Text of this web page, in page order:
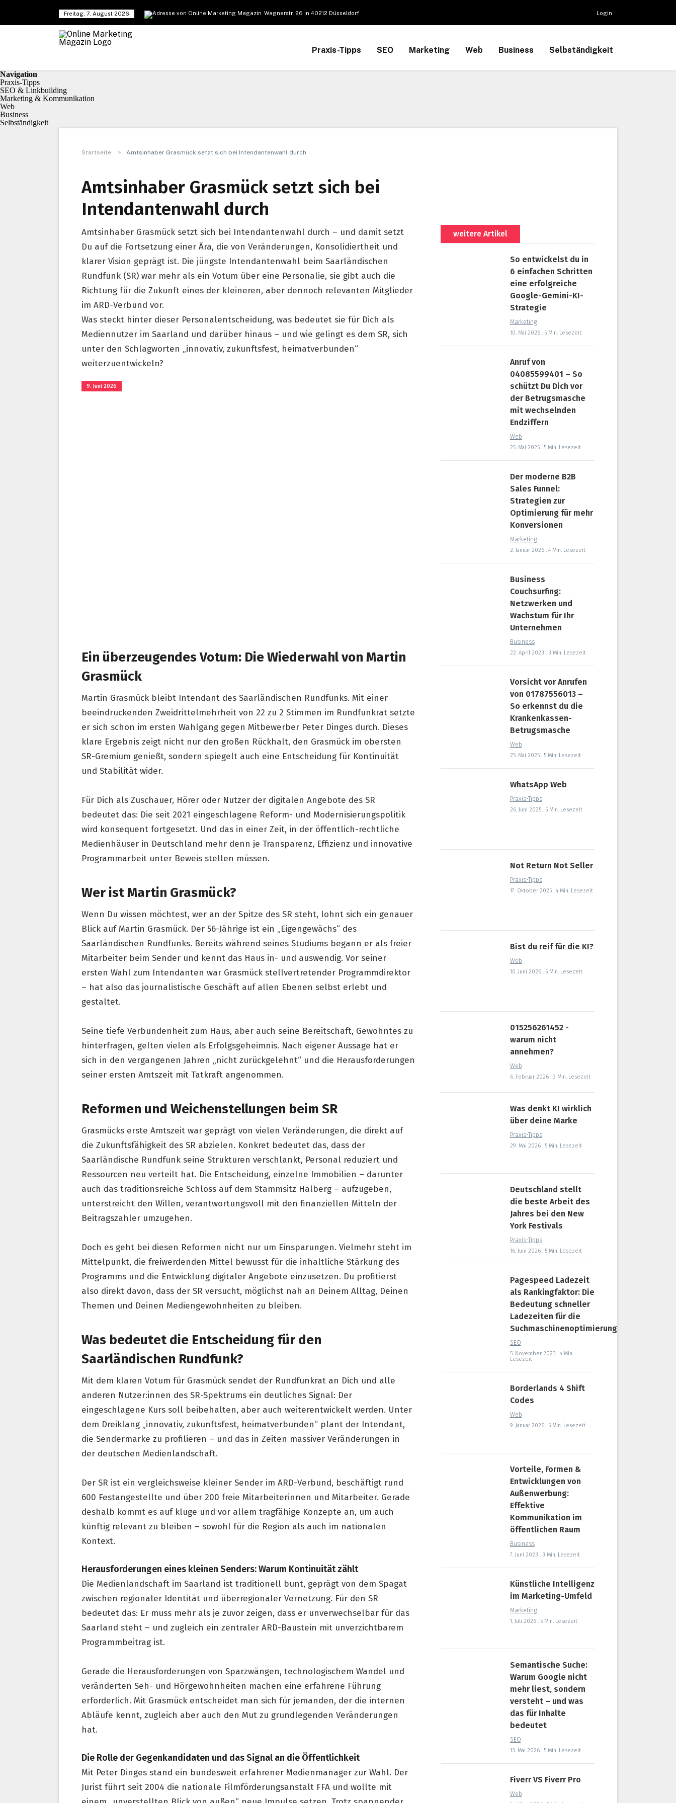
Login
Freitag, 7. August 2026 Wagnerstr. 26 in 40212 Düsseldorf
Praxis-Tipps SEO Marketing Web Business Selbständigkeit
Navigation
Praxis-Tipps
SEO & Linkbuilding
Marketing & Kommunikation
Web
Business
Selbständigkeit
Startseite > Amtsinhaber Grasmück setzt sich bei Intendantenwahl durch
Amtsinhaber Grasmück setzt sich bei
Intendantenwahl durch
Amtsinhaber Grasmück setzt sich bei Intendantenwahl durch – und damit setzt
Du auf die Fortsetzung einer Ära, die von Veränderungen, Konsolidiertheit und
klarer Vision geprägt ist. Die jüngste Intendantenwahl beim Saarländischen
Rundfunk (SR) war mehr als ein Votum über eine Personalie, sie gibt auch die
Richtung für die Zukunft eines der kleineren, aber dennoch relevanten Mitglieder
im ARD-Verbund vor.
Was steckt hinter dieser Personalentscheidung, was bedeutet sie für Dich als
Mediennutzer im Saarland und darüber hinaus – und wie gelingt es dem SR, sich
unter den Schlagworten „innovativ, zukunftsfest, heimatverbunden“
weiterzuentwickeln?
9. Juni 2026
Ein überzeugendes Votum: Die Wiederwahl von Martin
Grasmück
Martin Grasmück bleibt Intendant des Saarländischen Rundfunks. Mit einer
beeindruckenden Zweidrittelmehrheit von 22 zu 2 Stimmen im Rundfunkrat setzte
er sich schon im ersten Wahlgang gegen Mitbewerber Peter Dinges durch. Dieses
klare Ergebnis zeigt nicht nur den großen Rückhalt, den Grasmück im obersten
SR-Gremium genießt, sondern spiegelt auch eine Entscheidung für Kontinuität
und Stabilität wider.
Für Dich als Zuschauer, Hörer oder Nutzer der digitalen Angebote des SR
bedeutet das: Die seit 2021 eingeschlagene Reform- und Modernisierungspolitik
wird konsequent fortgesetzt. Und das in einer Zeit, in der öffentlich-rechtliche
Medienhäuser in Deutschland mehr denn je Transparenz, Effizienz und innovative
Programmarbeit unter Beweis stellen müssen.
Wer ist Martin Grasmück?
Wenn Du wissen möchtest, wer an der Spitze des SR steht, lohnt sich ein genauer
Blick auf Martin Grasmück. Der 56-Jährige ist ein „Eigengewächs“ des
Saarländischen Rundfunks. Bereits während seines Studiums begann er als freier
Mitarbeiter beim Sender und kennt das Haus in- und auswendig. Vor seiner
ersten Wahl zum Intendanten war Grasmück stellvertretender Programmdirektor
– hat also das journalistische Geschäft auf allen Ebenen selbst erlebt und
gestaltet.
Seine tiefe Verbundenheit zum Haus, aber auch seine Bereitschaft, Gewohntes zu
hinterfragen, gelten vielen als Erfolgsgeheimnis. Nach eigener Aussage hat er
sich in den vergangenen Jahren „nicht zurückgelehnt“ und die Herausforderungen
seiner ersten Amtszeit mit Tatkraft angenommen.
Reformen und Weichenstellungen beim SR
Grasmücks erste Amtszeit war geprägt von vielen Veränderungen, die direkt auf
die Zukunftsfähigkeit des SR abzielen. Konkret bedeutet das, dass der
Saarländische Rundfunk seine Strukturen verschlankt, Personal reduziert und
Ressourcen neu verteilt hat. Die Entscheidung, einzelne Immobilien – darunter
auch das traditionsreiche Schloss auf dem Stammsitz Halberg – aufzugeben,
unterstreicht den Willen, verantwortungsvoll mit den finanziellen Mitteln der
Beitragszahler umzugehen.
Doch es geht bei diesen Reformen nicht nur um Einsparungen. Vielmehr steht im
Mittelpunkt, die freiwerdenden Mittel bewusst für die inhaltliche Stärkung des
Programms und die Entwicklung digitaler Angebote einzusetzen. Du profitierst
also direkt davon, dass der SR versucht, möglichst nah an Deinem Alltag, Deinen
Themen und Deinen Mediengewohnheiten zu bleiben.
Was bedeutet die Entscheidung für den
Saarländischen Rundfunk?
Mit dem klaren Votum für Grasmück sendet der Rundfunkrat an Dich und alle
anderen Nutzer:innen des SR-Spektrums ein deutliches Signal: Der
eingeschlagene Kurs soll beibehalten, aber auch weiterentwickelt werden. Unter
dem Dreiklang „innovativ, zukunftsfest, heimatverbunden“ plant der Intendant,
die Sendermarke zu profilieren – und das in Zeiten massiver Veränderungen in
der deutschen Medienlandschaft.
Der SR ist ein vergleichsweise kleiner Sender im ARD-Verbund, beschäftigt rund
600 Festangestellte und über 200 freie Mitarbeiterinnen und Mitarbeiter. Gerade
deshalb kommt es auf kluge und vor allem tragfähige Konzepte an, um auch
künftig relevant zu bleiben – sowohl für die Region als auch im nationalen
Kontext.
Herausforderungen eines kleinen Senders: Warum Kontinuität zählt
Die Medienlandschaft im Saarland ist traditionell bunt, geprägt von dem Spagat
zwischen regionaler Identität und überregionaler Vernetzung. Für den SR
bedeutet das: Er muss mehr als je zuvor zeigen, dass er unverwechselbar für das
Saarland steht – und zugleich ein zentraler ARD-Baustein mit unverzichtbarem
Programmbeitrag ist.
Gerade die Herausforderungen von Sparzwängen, technologischem Wandel und
veränderten Seh- und Hörgewohnheiten machen eine erfahrene Führung
erforderlich. Mit Grasmück entscheidet man sich für jemanden, der die internen
Abläufe kennt, zugleich aber auch den Mut zu grundlegenden Veränderungen
hat.
Die Rolle der Gegenkandidaten und das Signal an die Öffentlichkeit
Mit Peter Dinges stand ein bundesweit erfahrener Medienmanager zur Wahl. Der
Jurist führt seit 2004 die nationale Filmförderungsanstalt FFA und wollte mit
weitere Artikel
So entwickelst du in
6 einfachen Schritten
eine erfolgreiche
Google-Gemini-KI-
Strategie
Marketing
10. Mai 2026 . 5 Min. Lesezeit
Anruf von
04085599401 – So
schützt Du Dich vor
der Betrugsmasche
mit wechselnden
Endziffern
Web
25. Mai 2025 . 5 Min. Lesezeit
Der moderne B2B
Sales Funnel:
Strategien zur
Optimierung für mehr
Konversionen
Marketing
2. Januar 2026 . 4 Min. Lesezeit
Business
Couchsurfing:
Netzwerken und
Wachstum für Ihr
Unternehmen
Business
22. April 2023 . 3 Min. Lesezeit
Vorsicht vor Anrufen
von 01787556013 –
So erkennst du die
Krankenkassen-
Betrugsmasche
Web
25. Mai 2025 . 5 Min. Lesezeit
WhatsApp Web
Praxis-Tipps
26. Juni 2025 . 5 Min. Lesezeit
Not Return Not Seller
Praxis-Tipps
17. Oktober 2025 . 4 Min. Lesezeit
Bist du reif für die KI?
Web
10. Juni 2026 . 5 Min. Lesezeit
015256261452 -
warum nicht
annehmen?
Web
6. Februar 2026 . 3 Min. Lesezeit
Was denkt KI wirklich
über deine Marke
Praxis-Tipps
29. Mai 2026 . 5 Min. Lesezeit
Deutschland stellt
die beste Arbeit des
Jahres bei den New
York Festivals
Praxis-Tipps
16. Juni 2026 . 5 Min. Lesezeit
Pagespeed Ladezeit
als Rankingfaktor: Die
Bedeutung schneller
Ladezeiten für die
Suchmaschinenoptimierung
SEO
5. November 2023 . 4 Min.
Lesezeit
Borderlands 4 Shift
Codes
Web
9. Januar 2026 . 5 Min. Lesezeit
Vorteile, Formen &
Entwicklungen von
Außenwerbung:
Effektive
Kommunikation im
öffentlichen Raum
Business
7. Juni 2023 . 3 Min. Lesezeit
Künstliche Intelligenz
im Marketing-Umfeld
Marketing
1. Juli 2026 . 5 Min. Lesezeit
Semantische Suche:
Warum Google nicht
mehr liest, sondern
versteht – und was
das für Inhalte
bedeutet
SEO
13. Mai 2026 . 5 Min. Lesezeit
Fiverr VS Fiverr Pro
Web